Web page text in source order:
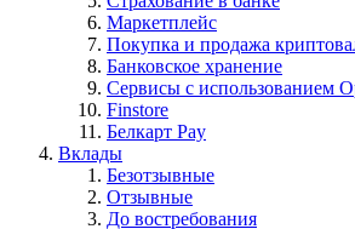
Маркетплейс
Покупка и продажа
Банковское хранение
Сервисы с использованием
Finstore
Белкарт Pay
Вклады
Безотзывные
Отзывные
До востребования